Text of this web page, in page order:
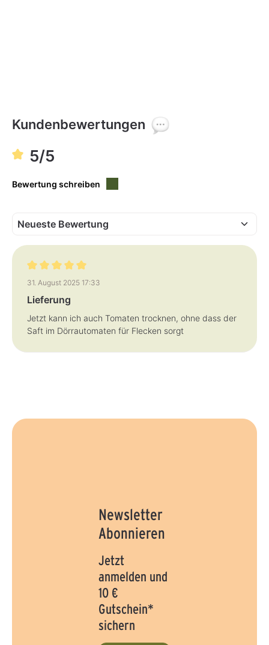
Kundenbewertungen
5/5
Bewertung schreiben
Bewertung mit 5 von 5 Sternen
31. August 2025 17:33
Lieferung
Jetzt kann ich auch Tomaten trocknen, ohne dass der
Saft im Dörrautomaten für Flecken sorgt
Newsletter
Abonnieren
Jetzt
anmelden und
10 €
Gutschein*
sichern